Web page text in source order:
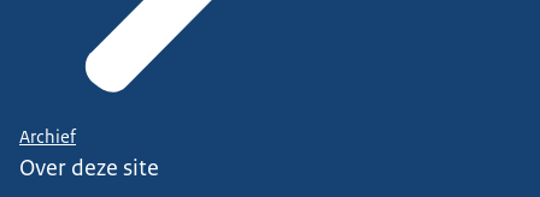
Archief
Over deze site